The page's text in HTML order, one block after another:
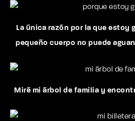
La única razón por la que estoy
pequeño cuerpo no puede
Miré mi árbol de familia y